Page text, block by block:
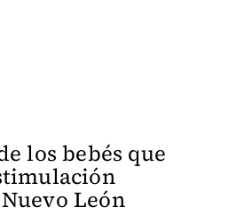
los bebés que
León